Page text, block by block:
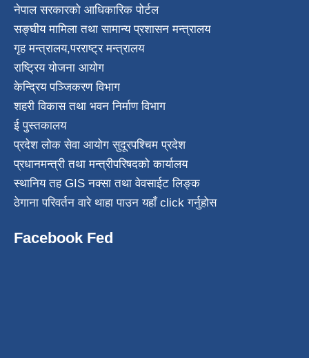
नेपाल सरकारको आधिकारिक पोर्टल
सङ्घीय मामिला तथा सामान्य प्रशासन मन्त्रालय
गृह मन्त्रालय,परराष्ट्र मन्त्रालय
राष्ट्रिय योजना आयोग
केन्द्रिय पञ्जिकरण विभाग
शहरी विकास तथा भवन निर्माण विभाग
ई पुस्तकालय
प्रदेश लोक सेवा आयोग सुदूरपश्चिम प्रदेश
प्रधानमन्त्री तथा मन्त्रीपरिषदको कार्यालय
स्थानिय तह GIS नक्सा तथा वेवसाईट लिङ्क
ठेगाना परिवर्तन वारे थाहा पाउन यहाँ click गर्नुहोस
Facebook Fed